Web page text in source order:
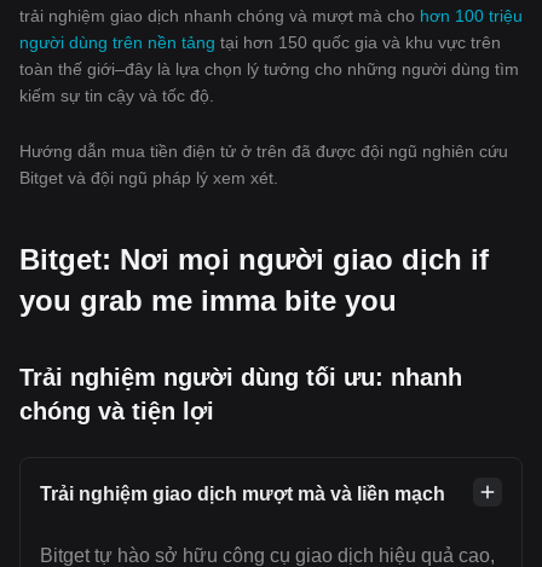
trải nghiệm giao dịch nhanh chóng và mượt mà cho hơn 100 triệu
người dùng trên nền tảng tại hơn 150 quốc gia và khu vực trên
toàn thế giới–đây là lựa chọn lý tưởng cho những người dùng tìm
kiếm sự tin cậy và tốc độ.
Hướng dẫn mua tiền điện tử ở trên đã được đội ngũ nghiên cứu
Bitget và đội ngũ pháp lý xem xét.
Bitget: Nơi mọi người giao dịch if
you grab me imma bite you
Trải nghiệm người dùng tối ưu: nhanh
chóng và tiện lợi
Trải nghiệm giao dịch mượt mà và liền mạch
Bitget tự hào sở hữu công cụ giao dịch hiệu quả cao,